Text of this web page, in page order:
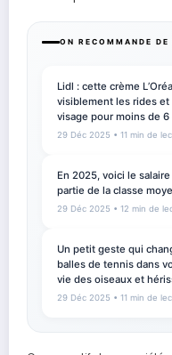
ON RECOMMANDE DE
Lidl : cette crème
visiblement les rides
visage pour moins de 6
29 Déc 2025 • 11 min de
En 2025, voici le
partie de la classe
29 Déc 2025 • 12 min de
Un petit geste qui
balles de tennis dans
vie des oiseaux et
29 Déc 2025 • 11 min de